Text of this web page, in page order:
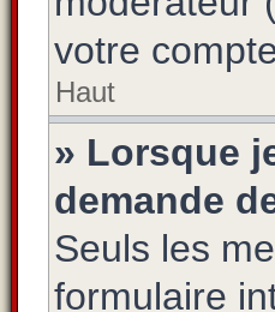
votre
Haut
» Lorsque
demande
Seuls les
formulaire